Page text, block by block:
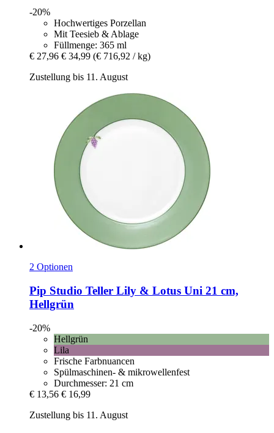
-20%
Hochwertiges Porzellan
Mit Teesieb & Ablage
Füllmenge: 365 ml
€ 27,96 € 34,99 (€ 716,92 / kg)
Zustellung bis 11. August
2 Optionen
Pip Studio Teller Lily & Lotus Uni 21 cm,
Hellgrün
-20%
Hellgrün
Lila
Frische Farbnuancen
Spülmaschinen- & mikrowellenfest
Durchmesser: 21 cm
€ 13,56 € 16,99
Zustellung bis 11. August